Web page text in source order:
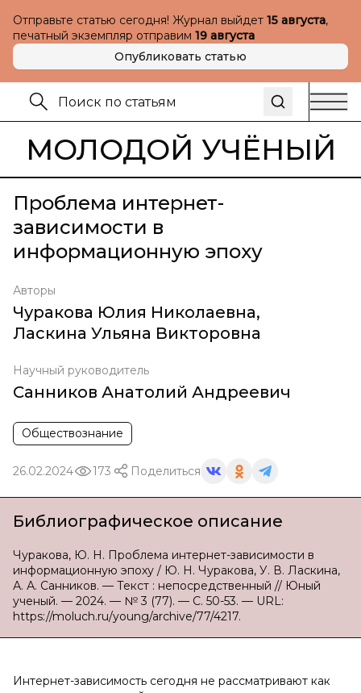
Отправьте статью сегодня! Журнал выйдет 15 августа,
печатный экземпляр отправим 19 августа
Опубликовать статью
МОЛОДОЙ УЧЁНЫЙ
Проблема интернет-
зависимости в
информационную эпоху
Авторы
Чуракова Юлия Николаевна,
Ласкина Ульяна Викторовна
Научный руководитель
Санников Анатолий Андреевич
Обществознание
26.02.2024 173 Поделиться
Библиографическое описание
Чуракова, Ю. Н. Проблема интернет-зависимости в
информационную эпоху / Ю. Н. Чуракова, У. В. Ласкина,
А. А. Санников. — Текст : непосредственный // Юный
ученый. — 2024. — № 3 (77). — С. 50-53. — URL:
https://moluch.ru/young/archive/77/4217.
Интернет-зависимость сегодня не рассматривают как